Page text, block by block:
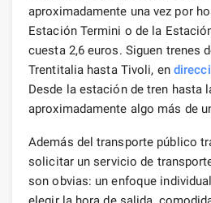
aproximadamente una vez por
Estación Termini o de la
cuesta 2,6 euros. Siguen trenes
Trentitalia hasta Tivoli, en
Desde la estación de tren hasta
aproximadamente algo más de
Además del transporte público
solicitar un servicio de
son obvias: un enfoque